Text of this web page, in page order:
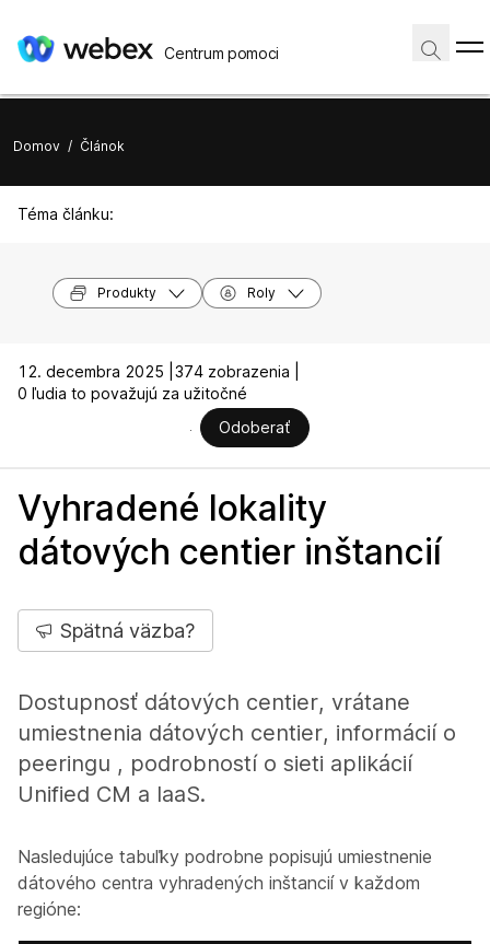
Centrum pomoci
Domov / Článok
Téma článku:
Produkty Roly
12. decembra 2025 | 374 zobrazenia |
0 ľudia to považujú za užitočné
Odoberať
Vyhradené lokality
dátových centier inštancií
Spätná väzba?
Dostupnosť dátových centier, vrátane
umiestnenia dátových centier, informácií o
peeringu , podrobností o sieti aplikácií
Unified CM a IaaS.
Nasledujúce tabuľky podrobne popisujú umiestnenie
dátového centra vyhradených inštancií v každom
regióne: